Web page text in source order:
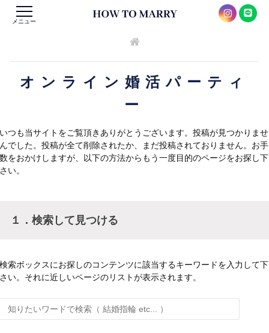
メニュー
オンライン婚活パーティ
ー
いつも当サイトをご覧頂きありがとうございます。投稿が見つかりませ
んでした。投稿が全て削除されたか、まだ投稿されておりません。お手
数をおかけしますが、以下の方法からもう一度目的のページをお探し下
さい。
１．検索して見つける
検索ボックスにお探しのコンテンツに該当するキーワードを入力して下
さい。それに近しいページのリストが表示されます。